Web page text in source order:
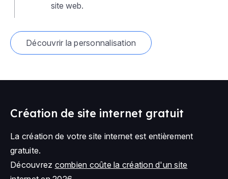
site web.
Découvrir la personnalisation
Création de site internet gratuit
La création de votre site internet est entièrement
gratuite.
Découvrez combien coûte la création d'un site